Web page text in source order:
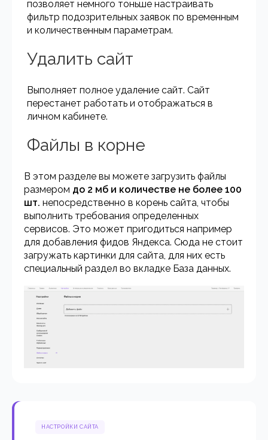
позволяет немного тоньше настраивать
фильтр подозрительных заявок по временным
и количественным параметрам.
Удалить сайт
Выполняет полное удаление сайт. Сайт
перестанет работать и отображаться в
личном кабинете.
Файлы в корне
В этом разделе вы можете загрузить файлы
размером до 2 мб и количестве не более 100
шт. непосредственно в корень сайта, чтобы
выполнить требования определенных
сервисов. Это может пригодиться например
для добавления фидов Яндекса. Сюда не стоит
загружать картинки для сайта, для них есть
специальный раздел во вкладке База данных.
НАСТРОЙКИ САЙТА